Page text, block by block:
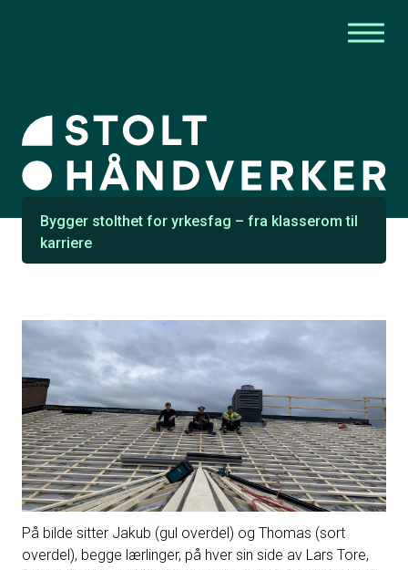
Bygger stolthet for yrkesfag – fra klasserom til
karriere
På bilde sitter Jakub (gul overdel) og Thomas (sort
overdel), begge lærlinger, på hver sin side av Lars Tore,